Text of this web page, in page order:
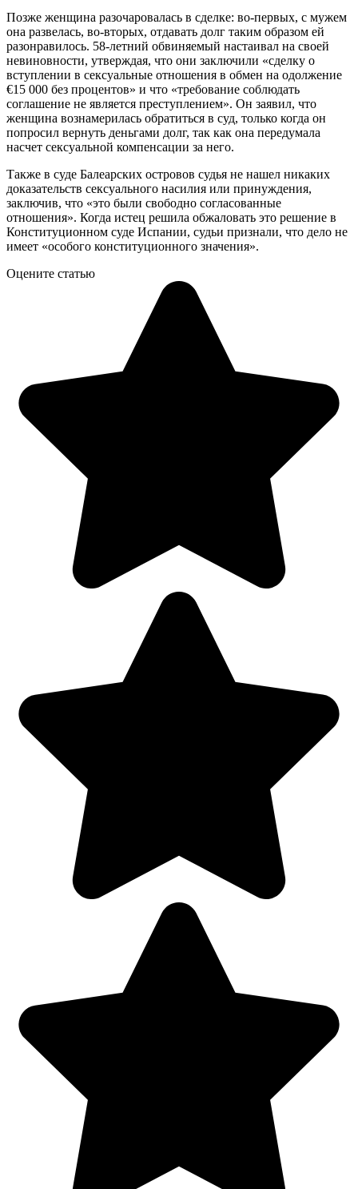
Позже женщина разочаровалась в сделке: во-первых, с мужем
она развелась, во-вторых, отдавать долг таким образом ей
разонравилось. 58-летний обвиняемый настаивал на своей
невиновности, утверждая, что они заключили «сделку о
вступлении в сексуальные отношения в обмен на одолжение
€15 000 без процентов» и что «требование соблюдать
соглашение не является преступлением». Он заявил, что
женщина вознамерилась обратиться в суд, только когда он
попросил вернуть деньгами долг, так как она передумала
насчет сексуальной компенсации за него.
Также в суде Балеарских островов судья не нашел никаких
доказательств сексуального насилия или принуждения,
заключив, что «это были свободно согласованные
отношения». Когда истец решила обжаловать это решение в
Конституционном суде Испании, судьи признали, что дело не
имеет «особого конституционного значения».
Оцените статью